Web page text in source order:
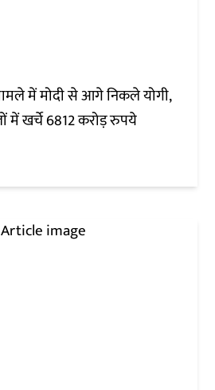
में मोदी से आगे निकले योगी,
में खर्चे 6812 करोड़ रुपये